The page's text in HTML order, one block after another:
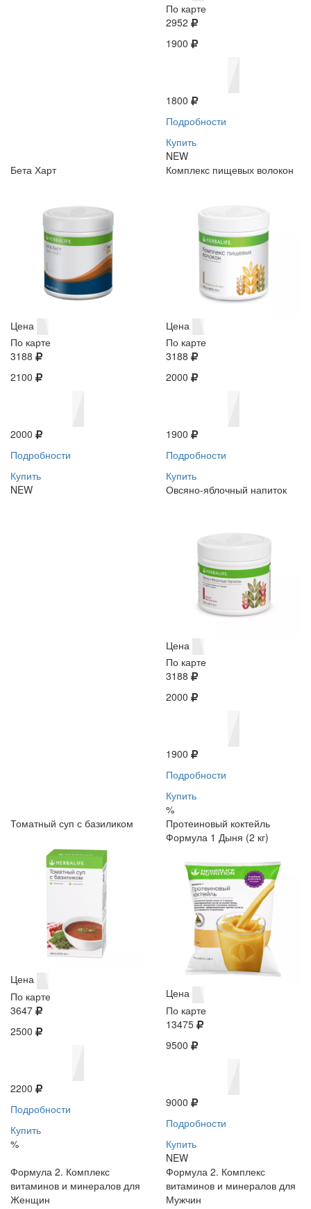
По карте
2952
1900
1800
Подробности
Купить
NEW
Бета Харт
Цена
По карте
3188
2100
2000
Подробности
Купить
NEW
Комплекс пищевых волокон
Цена
По карте
3188
2000
1900
Подробности
Купить
Овсяно-яблочный напиток
Цена
По карте
3188
2000
1900
Подробности
Купить
%
Томатный суп с базиликом
Цена
По карте
3647
2500
2200
Подробности
Купить
%
Протеиновый коктейль
Формула 1 Дыня (2 кг)
Цена
По карте
13475
9500
9000
Подробности
Купить
NEW
Формула 2. Комплекс
витаминов и минералов для
Женщин
Формула 2. Комплекс
витаминов и минералов для
Мужчин